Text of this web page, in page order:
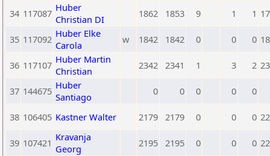
34 117087 Huber
Christian DI
1862 1853 9 1 1
35 117092 Huber Elke
Carola
w 1842 1842 0 0 0
36 117107 Huber Martin
Christian
2342 2341 1 3 2
37 144675 Huber
Santiago
0 0 0 0 0
38 106405 Kastner Walter 2179 2179 0 0 0
39 107421 Kravanja
Georg
2195 2195 0 0 0